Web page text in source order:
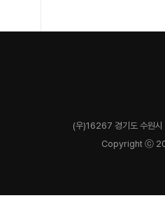
(우)16267 경기도 수원
Copyright ⓒ